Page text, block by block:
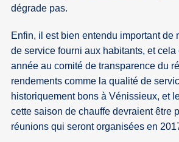
dégrade pas.
Enfin, il est bien entendu important de
de service fourni aux habitants, et cela
année au comité de transparence du
rendements comme la qualité de
historiquement bons à Vénissieux, et
cette saison de chauffe devraient être
réunions qui seront organisées en